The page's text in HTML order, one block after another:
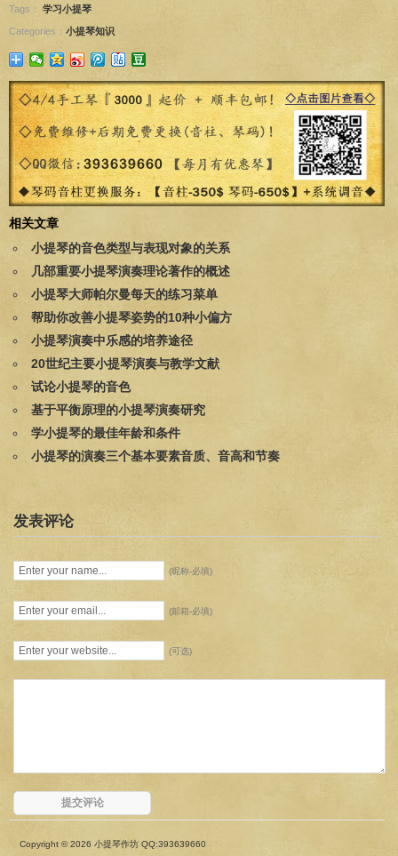
Tags： 学习小提琴
Categories： 小提琴知识
相关文章
小提琴的音色类型与表现对象的关系
几部重要小提琴演奏理论著作的概述
小提琴大师帕尔曼每天的练习菜单
帮助你改善小提琴姿势的10种小偏方
小提琴演奏中乐感的培养途径
20世纪主要小提琴演奏与教学文献
试论小提琴的音色
基于平衡原理的小提琴演奏研究
学小提琴的最佳年龄和条件
小提琴的演奏三个基本要素音质、音高和节奏
发表评论
(昵称-必填)
(邮箱-必填)
(可选)
Copyright © 2026 小提琴作坊 QQ:393639660